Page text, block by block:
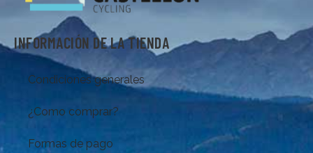
INFORMACIÓN DE LA TIENDA
Condiciones generales
¿Como comprar?
Formas de pago